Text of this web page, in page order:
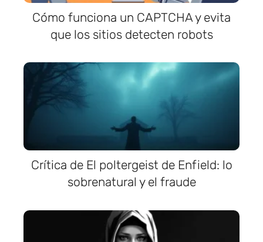
Cómo funciona un CAPTCHA y evita
que los sitios detecten robots
Crítica de El poltergeist de Enfield: lo
sobrenatural y el fraude